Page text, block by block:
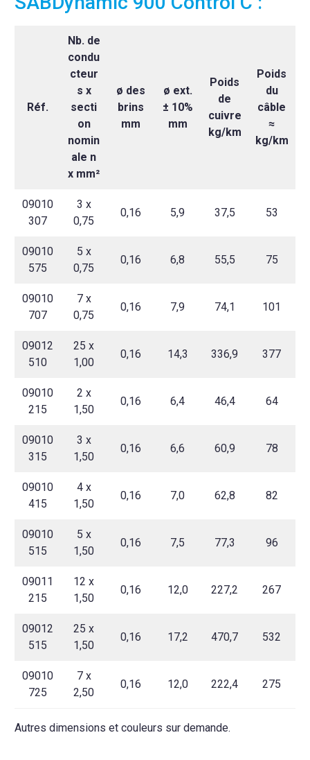
Réf.
Nb. de
condu
cteur
s x
secti
on
nomin
ale n
x mm²
ø des
brins
mm
ø ext.
± 10%
mm
Poids
de
cuivre
kg/km
Poids
du
câble
≈
kg/km
09010
307
3 x
0,75
0,16 5,9 37,5 53
09010
575
5 x
0,75
0,16 6,8 55,5 75
09010
707
7 x
0,75
0,16 7,9 74,1 101
09012
510
25 x
1,00
0,16 14,3 336,9 377
09010
215
2 x
1,50
0,16 6,4 46,4 64
09010
315
3 x
1,50
0,16 6,6 60,9 78
09010
415
4 x
1,50
0,16 7,0 62,8 82
09010
515
5 x
1,50
0,16 7,5 77,3 96
09011
215
12 x
1,50
0,16 12,0 227,2 267
09012
515
25 x
1,50
0,16 17,2 470,7 532
09010
725
7 x
2,50
0,16 12,0 222,4 275
Autres dimensions et couleurs sur demande.